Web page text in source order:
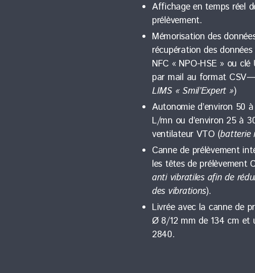
Affichage en temps réel
prélèvement.
Mémorisation des
récupération des
NFC « NPO-HSE » ou
par mail au format
LIMS « Smil’Expert »)
Autonomie d’environ 50
L/mn ou d’environ 25 à
ventilateur VTO (batterie
Canne de prélèvement
les têtes de prélèvement
anti vibratiles afin de
des vibrations).
Livrée avec la canne de
Ø 8/12 mm de 134 cm et
2840.